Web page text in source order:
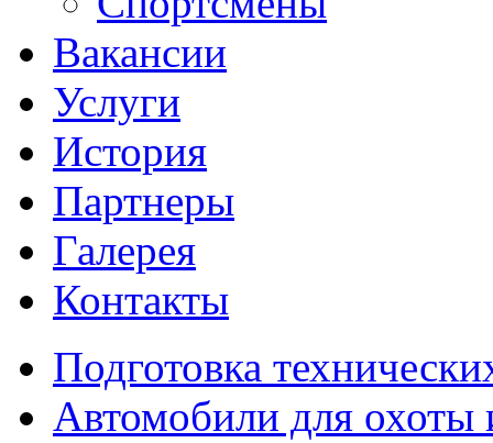
Вакансии
Услуги
История
Партнеры
Галерея
Контакты
Подготовка
Автомобили для охоты